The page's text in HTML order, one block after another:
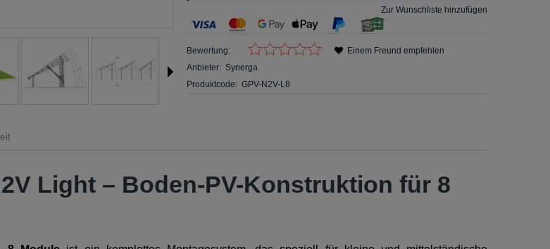
Zur Wunschliste hinzufügen
Bewertung:
Anbieter: Synerga
Produktcode: GPV-N2V-L8
Einem Freund empfehlen
Light – Boden-PV-Konstruktion für 8